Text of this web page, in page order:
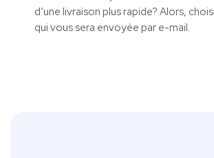
d’une livraison plus rapide? Alors,
qui vous sera envoyée par e-mail.